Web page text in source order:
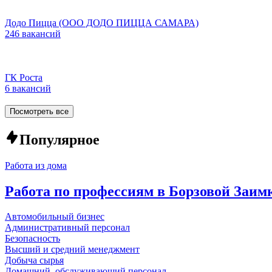
Додо Пицца (ООО ДОДО ПИЦЦА САМАРА)
246 вакансий
ГК Роста
6 вакансий
Посмотреть все
Популярное
Работа из дома
Работа по профессиям в Борзовой
Автомобильный бизнес
Административный персонал
Безопасность
Высший и средний менеджмент
Добыча сырья